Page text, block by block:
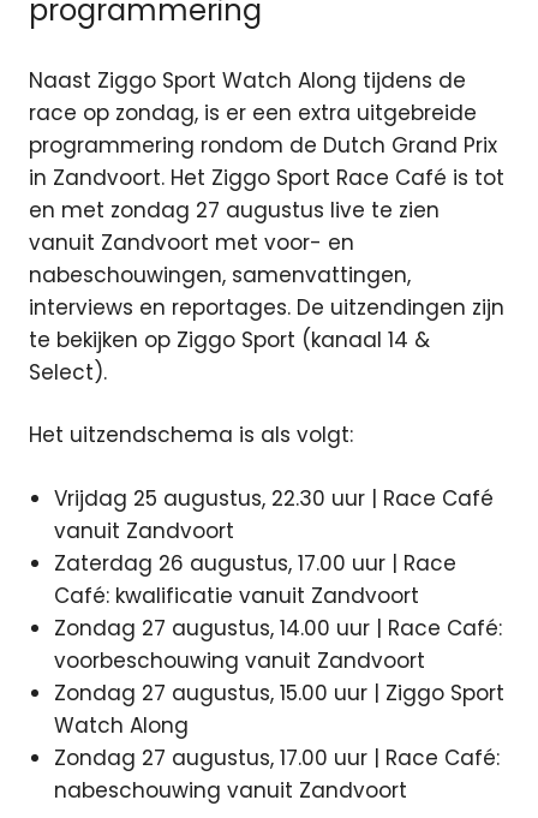
programmering
Naast Ziggo Sport Watch Along tijdens de
race op zondag, is er een extra uitgebreide
programmering rondom de Dutch Grand Prix
in Zandvoort. Het Ziggo Sport Race Café is tot
en met zondag 27 augustus live te zien
vanuit Zandvoort met voor- en
nabeschouwingen, samenvattingen,
interviews en reportages. De uitzendingen zijn
te bekijken op Ziggo Sport (kanaal 14 &
Select).
Het uitzendschema is als volgt:
Vrijdag 25 augustus, 22.30 uur | Race Café
vanuit Zandvoort
Zaterdag 26 augustus, 17.00 uur | Race
Café: kwalificatie vanuit Zandvoort
Zondag 27 augustus, 14.00 uur | Race Café:
voorbeschouwing vanuit Zandvoort
Zondag 27 augustus, 15.00 uur | Ziggo Sport
Watch Along
Zondag 27 augustus, 17.00 uur | Race Café:
nabeschouwing vanuit Zandvoort